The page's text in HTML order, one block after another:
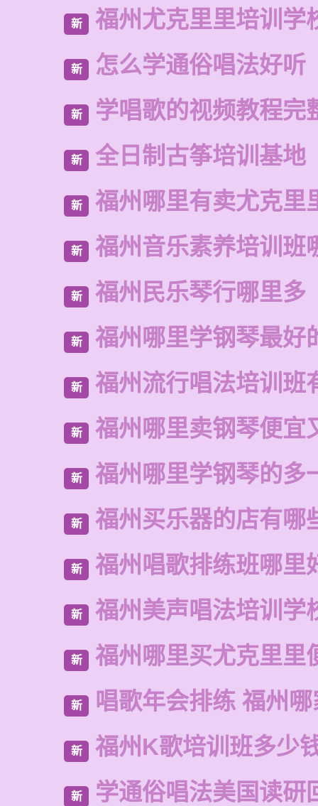
新 福州尤克里里培训学
新 怎么学通俗唱法好听
新 学唱歌的视频教程完
新 全日制古筝培训基地
新 福州哪里有卖尤克里
新 福州音乐素养培训班
新 福州民乐琴行哪里多
新 福州哪里学钢琴最好
新 福州流行唱法培训班
新 福州哪里卖钢琴便宜
新 福州哪里学钢琴的多
新 福州买乐器的店有哪
新 福州唱歌排练班哪里
新 福州美声唱法培训学
新 福州哪里买尤克里里
新 唱歌年会排练 福州
新 福州K歌培训班多少
新 学通俗唱法美国读研